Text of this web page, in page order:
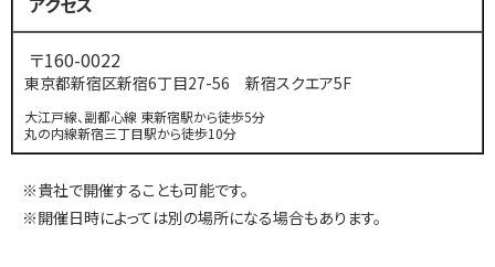
〒160-0022
東京都新宿区新宿6丁目27-56 新宿スクエア5F
大江戸線、副都心線 東新宿駅から徒歩5分
丸の内線新宿三丁目駅から徒歩10分
※貴社で開催することも可能です。
※開催日時によっては別の場所になる場合もあります。